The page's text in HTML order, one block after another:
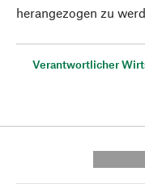
herangezogen zu
Verantwortlicher